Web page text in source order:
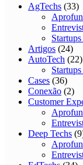
AgTechs (33)
Artigos (24)
AutoTech (22)
Cases (36)
Conexão (2)
Customer
Deep Techs